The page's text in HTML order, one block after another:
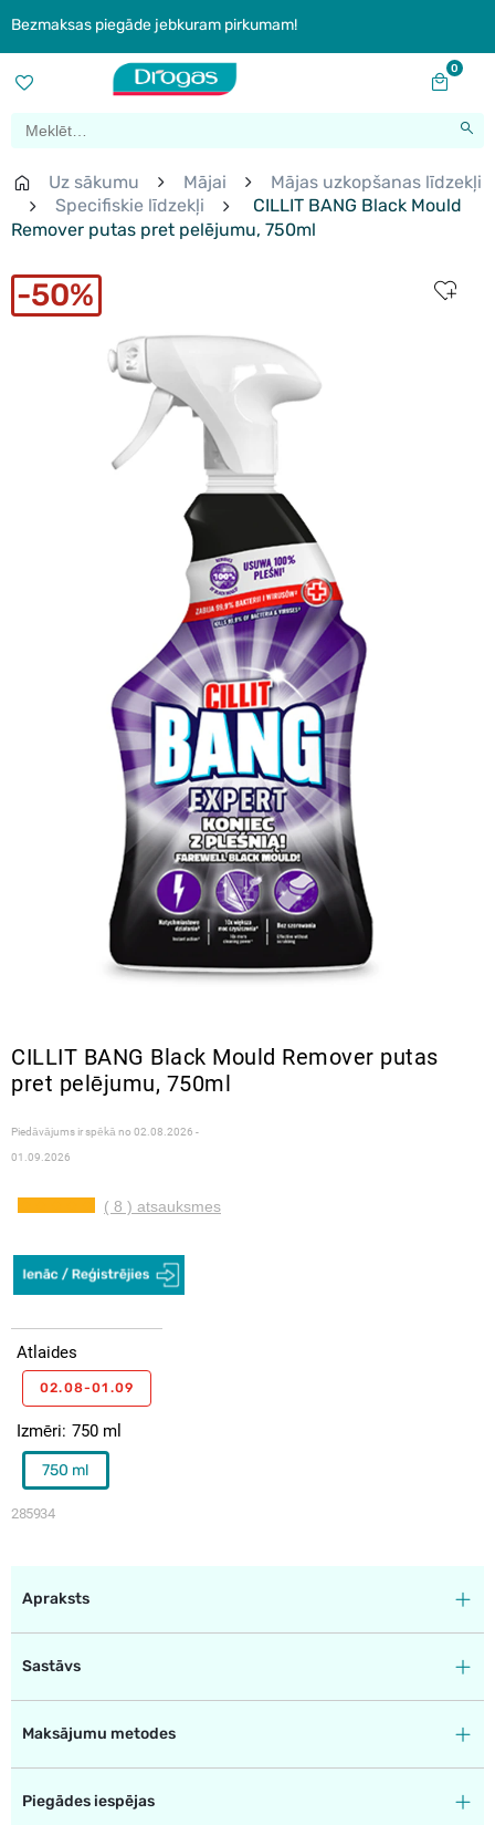
Bezmaksas piegāde jebkuram pirkumam!
0
Uz sākumu Mājai
Mājas uzkopšanas līdzekļi
Specifiskie līdzekļi
CILLIT BANG Black Mould
Remover putas pret pelējumu, 750ml
50%
CILLIT BANG Black Mould Remover putas
pret pelējumu, 750ml
Piedāvājums ir spēkā no 02.08.2026 -
01.09.2026
( 8 ) atsauksmes
285934
Izmēri 750 ml
750 ml
Atlaides
02.08-01.09
Apraksts
Sastāvs
Maksājumu metodes
Piegādes iespējas